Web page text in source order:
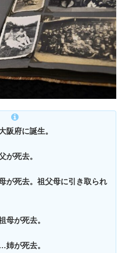
阪府に誕生。
が死去。
が死去。祖父母に引き取られ
母が死去。
姉が死去。